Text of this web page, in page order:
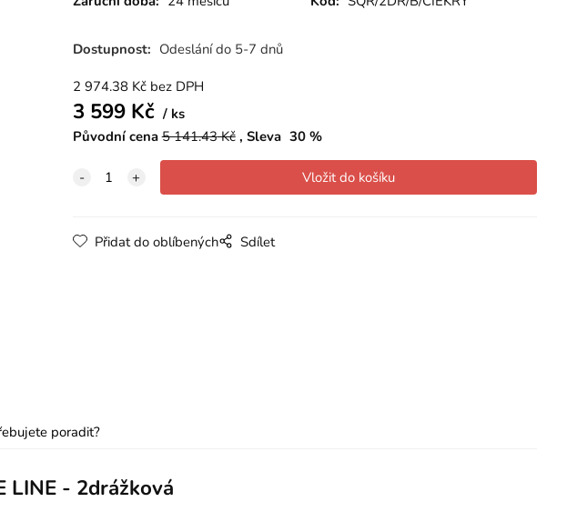
Dostupnost: Odeslání do 5-7 dnů
2 974.38Kč bez DPH
3 599Kč
ks
Původní cena 5 141.43Kč Sleva 30%
Přidat do oblíbených Sdílet
poradit?
LINE - 2drážková